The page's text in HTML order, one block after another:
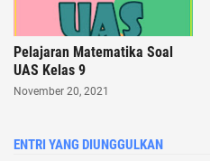
Pelajaran Matematika Soal
UAS Kelas 9
November 20, 2021
ENTRI YANG DIUNGGULKAN